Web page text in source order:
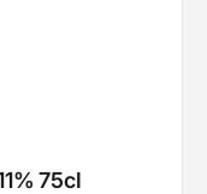
75cl